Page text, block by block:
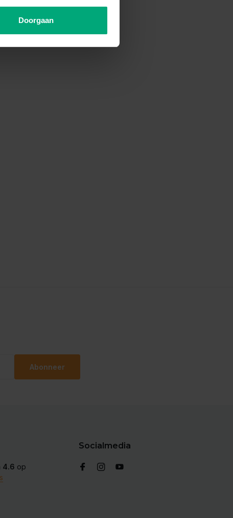
Doorgaan
Abonneer
4.6 op
Socialmedia